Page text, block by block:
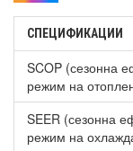
За надеждна
хибридната
процесът на
3 минути. Това
на желаната
външното тяло.
СПЕЦИФИКАЦИИ
SCOP (сезонна
режим на
SEER (сезонна
режим на